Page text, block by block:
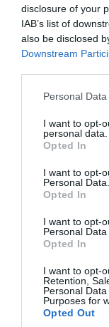
disclosure of your
IAB’s list of
also be disclosed
Downstream
Please note that
not limited to your
grant or deny
use your data for
consent section.
Personal
I want to opt-
personal data.
Opted In
I want to opt-
Personal Data.
Opted In
I want to opt-
Personal Data
Opted In
I want to opt-
Retention,
Personal
Purposes for
Opted Out
08.08.2026 | 14:02
Η Τουρκία
αμερικανικό
και ΑΤΑCMS